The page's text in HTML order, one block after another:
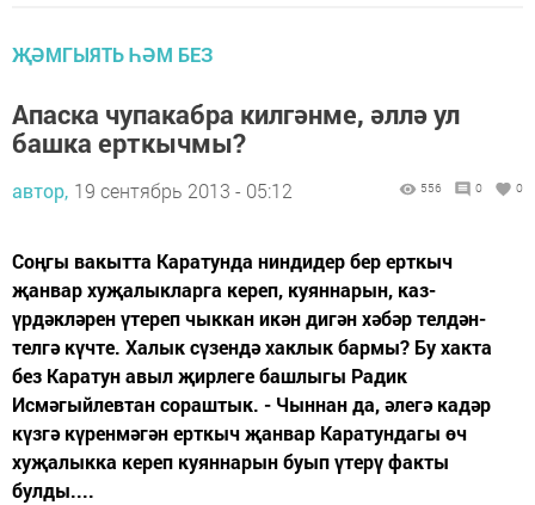
ҖӘМГЫЯТЬ ҺӘМ БЕЗ
Апаска чупакабра килгәнме, әллә ул
башка ерткычмы?
автор, 19 сентябрь 2013 - 05:12 556 0 0
Соңгы вакытта Каратунда ниндидер бер ерткыч
җанвар хуҗалыкларга кереп, куяннарын, каз-
үрдәкләрен үтереп чыккан икән дигән хәбәр телдән-
телгә күчте. Халык сүзендә хаклык бармы? Бу хакта
без Каратун авыл җирлеге башлыгы Радик
Исмәгыйлевтан сораштык. - Чыннан да, әлегә кадәр
күзгә күренмәгән ерткыч җанвар Каратундагы өч
хуҗалыкка кереп куяннарын буып үтерү факты
булды....